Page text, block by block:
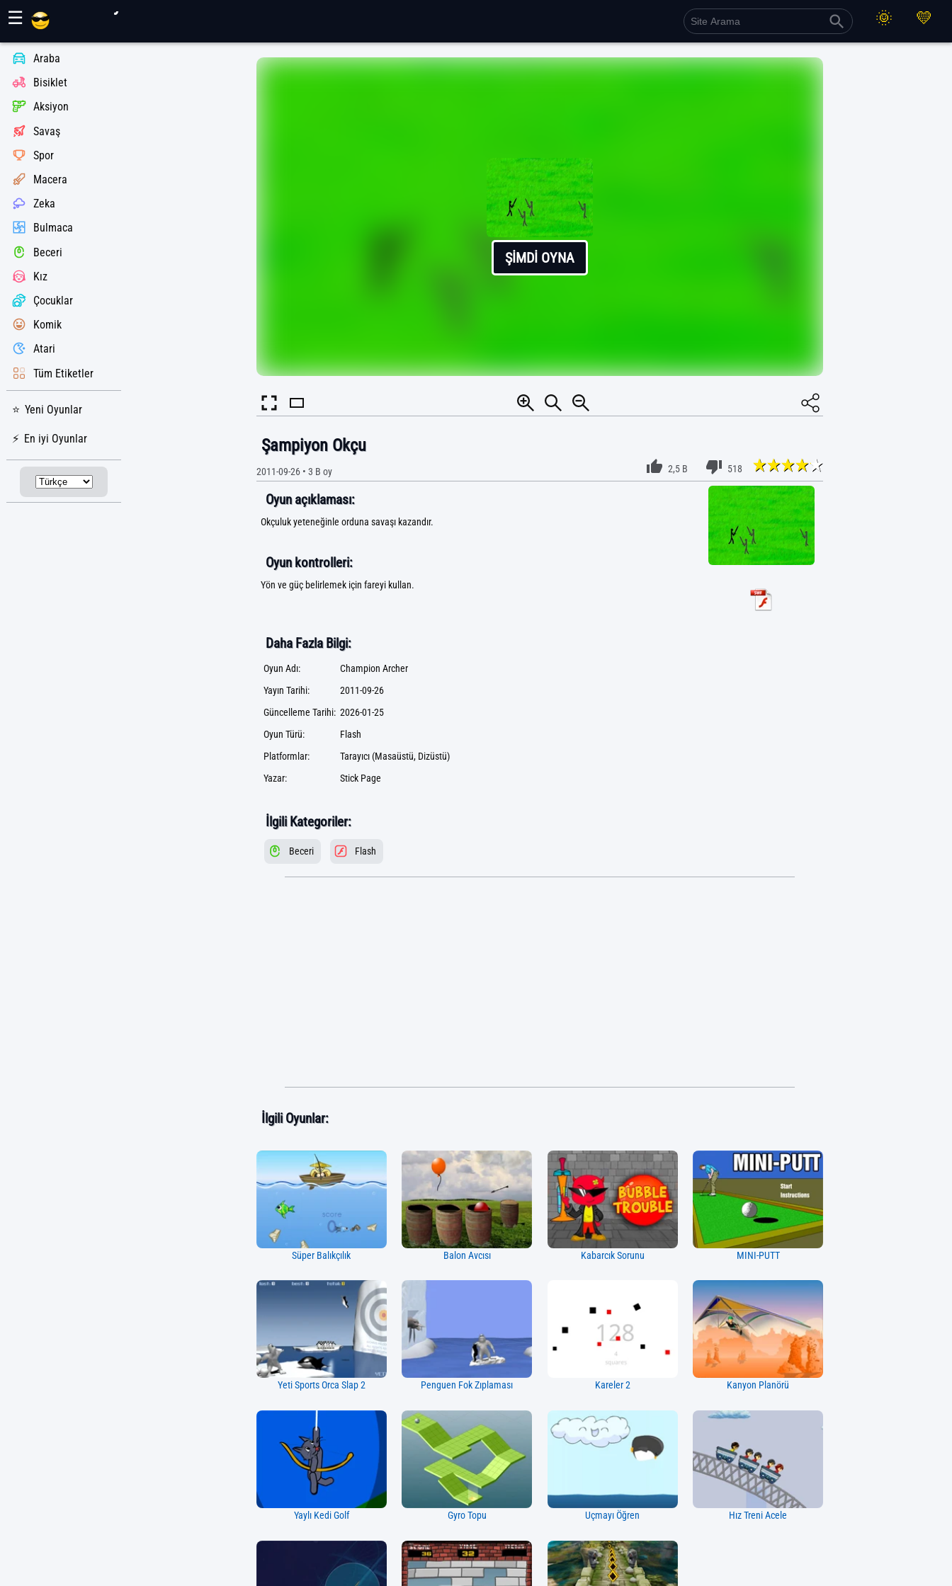
☰
Araba
Bisiklet
Aksiyon
Savaş
Spor
Macera
Zeka
Bulmaca
Beceri
Kız
Çocuklar
Komik
Atari
Tüm Etiketler
Yeni Oyunlar
En iyi Oyunlar
ŞIMDI OYNA
Şampiyon Okçu
2011-09-26• 3 B oy 2,5 B 518
Oyun açıklaması:
Okçuluk yeteneğinle orduna savaşı kazandır.
Oyun kontrolleri:
Yön ve güç belirlemek için fareyi kullan.
Daha Fazla Bilgi:
Oyun Adı:
Champion Archer
Yayın Tarihi:
2011-09-26
Güncelleme Tarihi: 2026-01-25
Oyun Türü:
Flash
Platformlar:
Tarayıcı (Masaüstü, Dizüstü)
Yazar:
Stick Page
İlgili Kategoriler:
Beceri Flash
İlgili Oyunlar:
Süper Balıkçılık Balon Avcısı Kabarcık Sorunu MINI-PUTT
Yeti Sports Orca Slap 2 Penguen Fok Zıplaması Kareler 2 Kanyon Planörü
Yaylı Kedi Golf Gyro Topu Uçmayı Öğren Hız Treni Acele